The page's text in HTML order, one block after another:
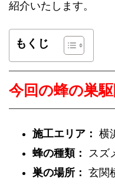
紹介いたします。
もくじ
今回の蜂の巣
施工エリア： 横
蜂の種類：
スズ
巣の場所： 玄関